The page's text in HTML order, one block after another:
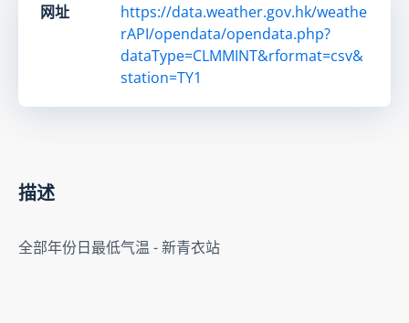
网址
https://data.weather.gov.hk/weathe
rAPI/opendata/opendata.php?
dataType=CLMMINT&rformat=csv&
station=TY1
描述
全部年份日最低气温 - 新青衣站